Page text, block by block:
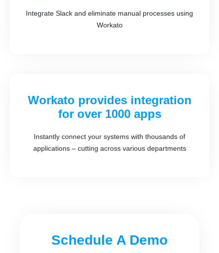
Integrate Slack and eliminate manual processes using
Workato
Workato provides integration
for over 1000 apps
Instantly connect your systems with thousands of
applications – cutting across various departments
Schedule A Demo